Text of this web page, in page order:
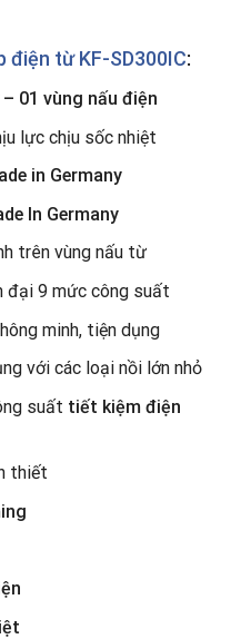
điện từ KF-SD300IC:
01 vùng nấu điện
lực chịu sốc nhiệt
in Germany
In Germany
trên vùng nấu từ
đại 9 mức công suất
minh, tiện dụng
với các loại nồi lớn nhỏ
suất tiết kiệm điện
thiết